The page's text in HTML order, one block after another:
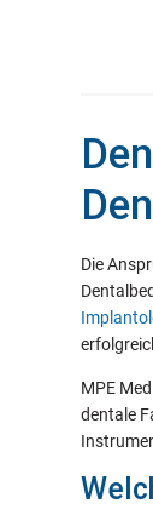
Die
MPE
dentale